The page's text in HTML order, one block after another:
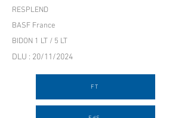
RESPLEND
BASF France
BIDON 1 LT / 5 LT
DLU : 20/11/2024
FT